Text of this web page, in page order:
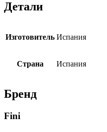
Детали
Изготовитель Испания
Страна Испания
Бренд
Fini